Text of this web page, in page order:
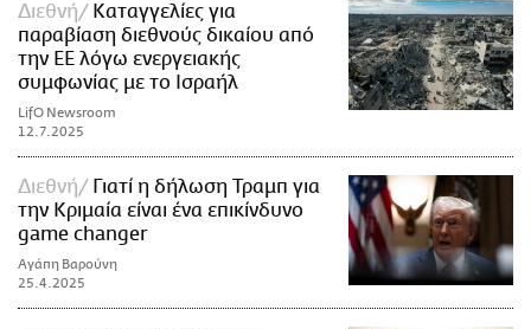
Διεθνή
Καταγγελίες για
παραβίαση διεθνούς δικαίου από
την ΕΕ λόγω ενεργειακής
συμφωνίας με το Ισραήλ
LifO Newsroom
12.7.2025
Διεθνή
Γιατί η δήλωση Τραμπ για
την Κριμαία είναι ένα επικίνδυνο
game changer
Αγάπη Βαρούνη
25.4.2025